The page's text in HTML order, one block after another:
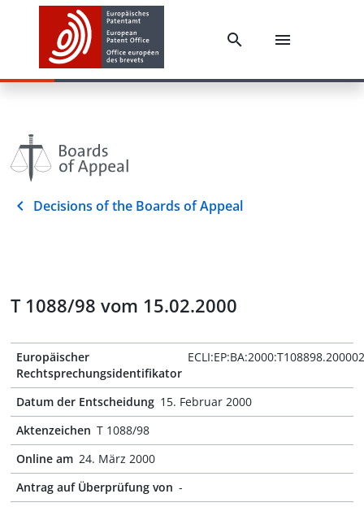
Decisions of the Boards of Appeal
T 1088/98 vom 15.02.2000
Europäischer
Rechtsprechungsidentifikator
Datum der Entscheidung 15. Februar 2000
Aktenzeichen T 1088/98
Online am 24. März 2000
Antrag auf Überprüfung von -